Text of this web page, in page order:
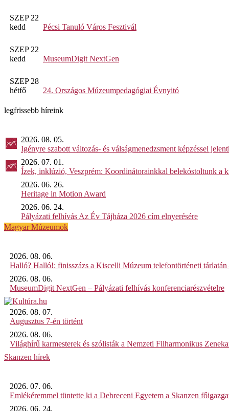
SZEP 22
kedd
Pécsi Tanuló Város Fesztivál
SZEP 22
kedd
MuseumDigit NextGen
SZEP 28
hétfő
24. Országos Múzeumpedagógiai Évnyitó
legfrissebb híreink
2026. 08. 05.
Igényre szabott változás- és válságmenedzsment képzéssel
2026. 07. 01.
Ízek, inklúzió, Veszprém: Koordinátorainkkal belekóstoltunk a
2026. 06. 26.
Heritage in Motion Award
2026. 06. 24.
Pályázati felhívás Az Év Tájháza 2026 cím elnyerésére
Magyar Múzeumok
2026. 08. 06.
Halló? Halló!: finisszázs a Kiscelli Múzeum telefontörténeti tárlatán
2026. 08. 06.
MuseumDigit NextGen – Pályázati felhívás konferenciarészvételre
2026. 08. 07.
Augusztus 7-én történt
2026. 08. 06.
Világhírű karmesterek és szólisták a Nemzeti Filharmonikus
Skanzen hírek
2026. 07. 06.
Emlékéremmel tüntette ki a Debreceni Egyetem a Skanzen
2026. 06. 24.